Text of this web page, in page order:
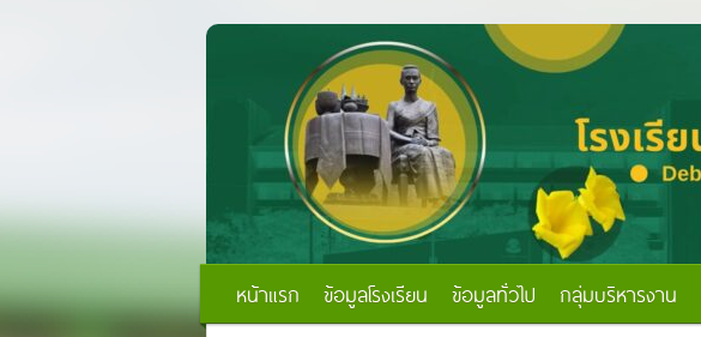
หน้าแรก ข้อมูลโรงเรียน ข้อมูลทั่วไป กลุ่มบริหารงาน